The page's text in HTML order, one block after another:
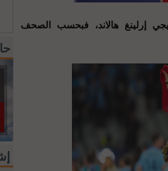
إرلينغ هالاند، فبحسب الصحف